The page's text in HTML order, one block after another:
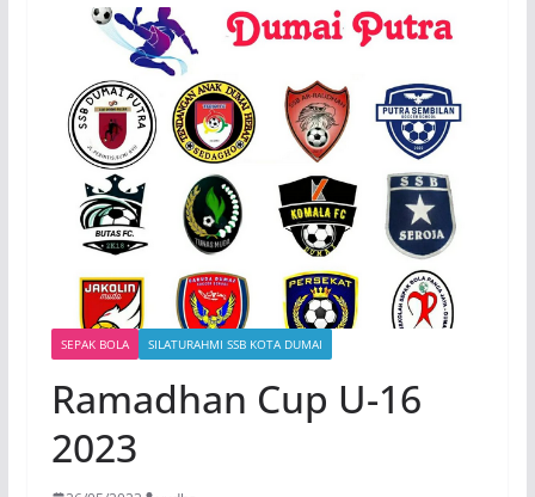
SEPAK BOLA SILATURAHMI SSB KOTA DUMAI
Ramadhan Cup U-16
2023